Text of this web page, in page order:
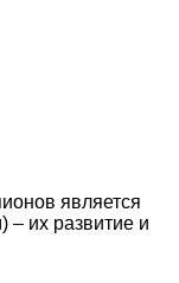
является
– их развитие и